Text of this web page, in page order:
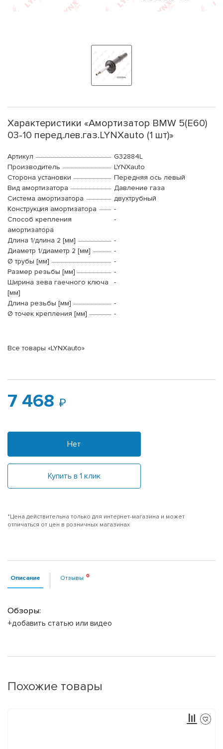
Характеристики «Амортизатор BMW 5(E60)
03-10 перед.лев.газ.LYNXauto (1 шт)»
Артикул
G32884L
Производитель
LYNXauto
Сторона установки
Передняя ось левый
Вид амортизатора
Давление газа
Система амортизатора
двухтрубный
Конструкция амортизатора
-
Способ крепления
амортизатора
-
Длина 1/длина 2 [мм]
-
Диаметр 1/диаметр 2 [мм]
-
Ø трубы [мм]
-
Размер резьбы [мм]
-
Ширина зева гаечного ключа
[мм]
-
Длина резьбы [мм]
-
Ø точек крепления [мм]
-
Все товары «LYNXauto»
7 468
Нет
Купить в 1 клик
*Цена действительна только для интернет-магазина и может
отличаться от цен в розничных магазинах
Описание Отзывы
Обзоры:
+добавить статью или видео
Похожие товары